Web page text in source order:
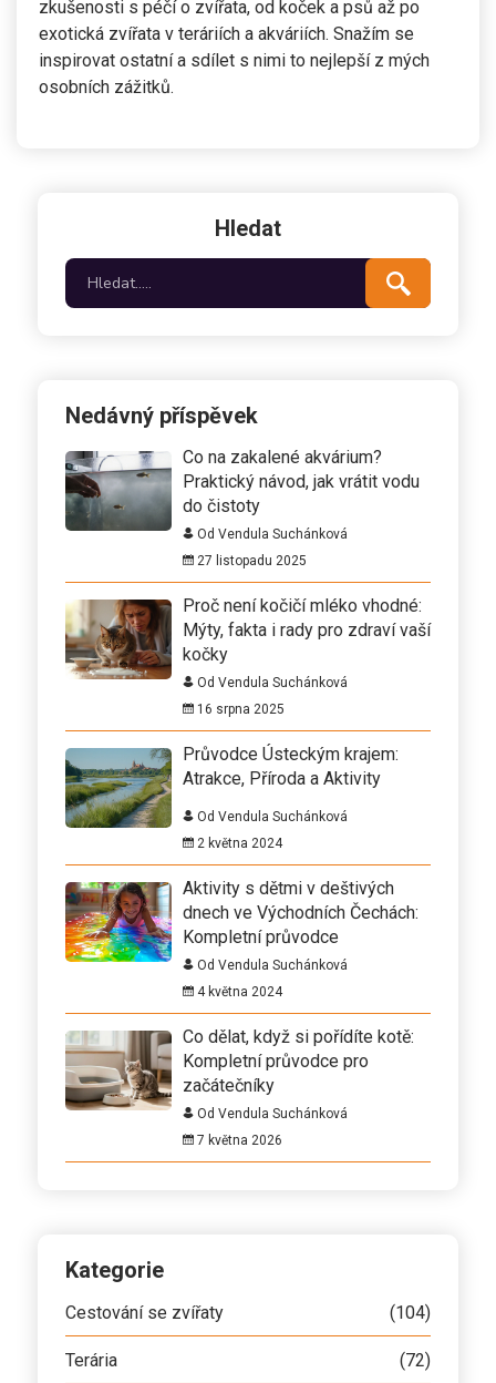
zkušenosti s péčí o zvířata, od koček a psů až po
exotická zvířata v teráriích a akváriích. Snažím se
inspirovat ostatní a sdílet s nimi to nejlepší z mých
osobních zážitků.
Hledat
Nedávný příspěvek
Co na zakalené akvárium?
Praktický návod, jak vrátit vodu
do čistoty
Od Vendula Suchánková
27 listopadu 2025
Proč není kočičí mléko vhodné:
Mýty, fakta i rady pro zdraví vaší
kočky
Od Vendula Suchánková
16 srpna 2025
Průvodce Ústeckým krajem:
Atrakce, Příroda a Aktivity
Od Vendula Suchánková
2 května 2024
Aktivity s dětmi v deštivých
dnech ve Východních Čechách:
Kompletní průvodce
Od Vendula Suchánková
4 května 2024
Co dělat, když si pořídíte kotě:
Kompletní průvodce pro
začátečníky
Od Vendula Suchánková
7 května 2026
Kategorie
Cestování se zvířaty (104)
Terária (72)